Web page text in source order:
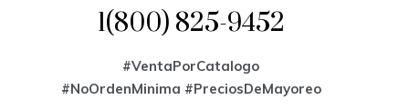
1(800) 825-9452
#VentaPorCatalogo
#NoOrdenMinima #PreciosDeMayoreo